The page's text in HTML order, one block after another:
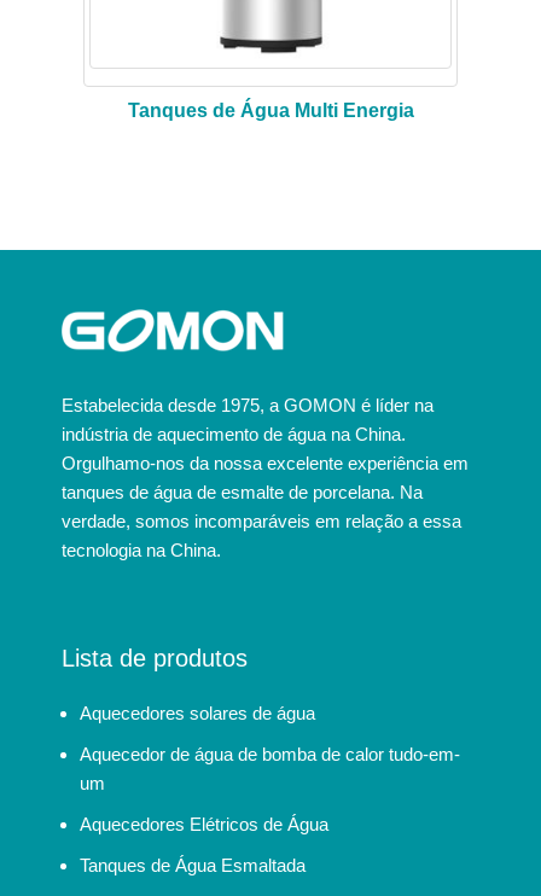
Tanques de Água Multi Energia
Estabelecida desde 1975, a GOMON é líder na
indústria de aquecimento de água na China.
Orgulhamo-nos da nossa excelente experiência em
tanques de água de esmalte de porcelana. Na
verdade, somos incomparáveis em relação a essa
tecnologia na China.
Lista de produtos
Aquecedores solares de água
Aquecedor de água de bomba de calor tudo-em-
um
Aquecedores Elétricos de Água
Tanques de Água Esmaltada